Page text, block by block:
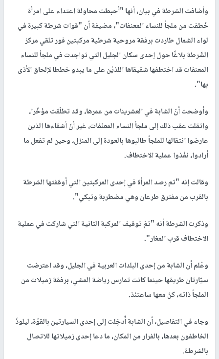
وأضافت الشرطة في بيان، أنها "أحبطت محاولة اعتداء على امرأة
خُطفت من ملجأ للنساء المعنفات"، مضيفة أن "قوات شرطة كبيرة في
لواء الشمال طاردت برفقة مروحية شرطية مركبتين فور تلقي مركز
الشّرطة بلاغًا حول إحدى سكان الجليل التي تواجدت في ملجأ للنساء
المعنفات قد اختطفها شقيقاها اللذيْن على ما يبدو خططا لإلحاق الأذى
بها".
وأوضحت أنّ الشابة في العشرينات من عمرها، وقد تطلّقت مؤخّرا،
واتقلت عقب ذلك إلى ملجأ النساء المعنّفات، غير أنّ أشقاءها الذين
عارضوا انتقالها للملجأ طالبوها بالعودة إلى المنزل، وحين لم تفعل ما
أرادوا، نفّذوا عملية الاختطاف.
وقالت إنه "تم رصد المرأة في إحدى المركبتين التي أوقفتها الشرطة
بالقرب من مفترق طرعان وهي مضطربة وتبكي".
وذكرت الشرطة أنه "تمّ توقيف المركبة الثانية التي شاركت في عملية
الاختطاف قرب المغار".
وعُلم أن الشابة من إحدى البلدات العربية في الجليل، وقد اعترضت
سيّارتان طريقها حينما كانت تمارس رياضة المشي، برفقة زميلات من
الملجأ ذاته، كنّ معها ساعتئذ.
وجاء في التفاصيل، أن الشابة أُدخِلت إلى إحدى السيارتين بالقوّة، ليلوذَ
الخاطفون بعدها، بالفرار من المكان، ما دعا إحدى زميلاتها للاتصال
بالشرطة.